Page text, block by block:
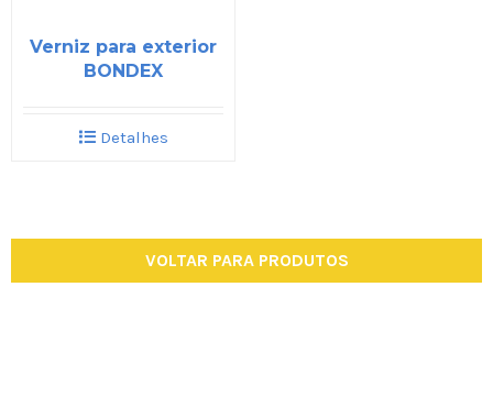
Verniz para exterior
BONDEX
Detalhes
VOLTAR PARA PRODUTOS